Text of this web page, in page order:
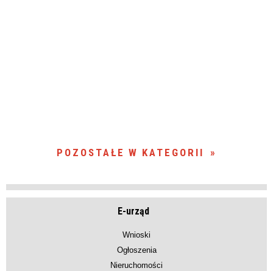
POZOSTAŁE W KATEGORII
E-urząd
Wnioski
Ogłoszenia
Nieruchomości